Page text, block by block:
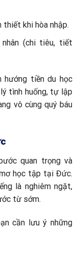
thiết khi hòa nhập.
(chi tiêu, tiết
hướng tiền du học
tình huống, tự lập
vô cùng quý báu
quan trọng và
học tập tại Đức.
là nghiêm ngặt,
từ sớm.
cần lưu ý những